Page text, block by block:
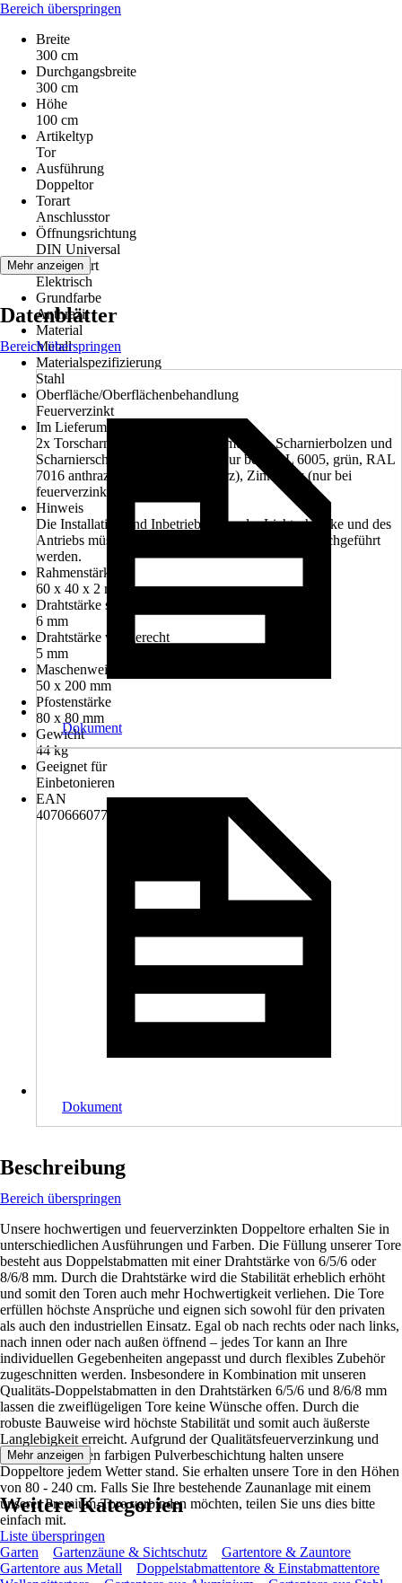
Bereich überspringen
Breite
300 cm
Durchgangsbreite
300 cm
Höhe
100 cm
Artikeltyp
Tor
Ausführung
Doppeltor
Torart
Anschlusstor
Öffnungsrichtung
DIN Universal
Antriebsart
Elektrisch
Grundfarbe
Anthrazit
Material
Metall
Materialspezifizierung
Stahl
Oberfläche/Oberflächenbehandlung
Feuerverzinkt
Im Lieferumfang enthalten
2x Torscharniere M16 inkl. Flachmuttern, Scharnierbolzen und
Scharnierschrauben, Lackspray (nur bei RAL 6005, grün, RAL
7016 anthrazit, RAL 9005 schwarz), Zinkspray (nur bei
feuerverzinkt)
Hinweis
Die Installation und Inbetriebnahme der Lichtschranke und des
Antriebs müssen durch einen Elektriker vor Ort durchgeführt
werden.
Rahmenstärke
60 x 40 x 2 mm
Drahtstärke senkrecht
6 mm
Drahtstärke waagerecht
5 mm
Maschenweite
50 x 200 mm
Pfostenstärke
80 x 80 mm
Gewicht
44 kg
Geeignet für
Einbetonieren
EAN
4070666077315
Mehr anzeigen
Datenblätter
Bereich überspringen
Dokument
Dokument
Beschreibung
Bereich überspringen
Unsere hochwertigen und feuerverzinkten Doppeltore erhalten Sie in
unterschiedlichen Ausführungen und Farben. Die Füllung unserer Tore
besteht aus Doppelstabmatten mit einer Drahtstärke von 6/5/6 oder
8/6/8 mm. Durch die Drahtstärke wird die Stabilität erheblich erhöht
und somit den Toren auch mehr Hochwertigkeit verliehen. Die Tore
erfüllen höchste Ansprüche und eignen sich sowohl für den privaten
als auch den industriellen Einsatz. Egal ob nach rechts oder nach links,
nach innen oder nach außen öffnend – jedes Tor kann an Ihre
individuellen Gegebenheiten angepasst und durch flexibles Zubehör
zugeschnitten werden. Insbesondere in Kombination mit unseren
Qualitäts-Doppelstabmatten in den Drahtstärken 6/5/6 und 8/6/8 mm
lassen die zweiflügeligen Tore keine Wünsche offen. Durch die
robuste Bauweise wird höchste Stabilität und somit auch äußerste
Langlebigkeit erreicht. Aufgrund der Qualitätsfeuerverzinkung und
einer zusätzlichen farbigen Pulverbeschichtung halten unsere
Doppeltore jedem Wetter stand. Sie erhalten unsere Tore in den Höhen
von 80 - 240 cm. Falls Sie Ihre bestehende Zaunanlage mit einem
unserer Premium-Tore verbinden möchten, teilen Sie uns dies bitte
einfach mit.
Mehr anzeigen
Weitere Kategorien
Liste überspringen
Garten
Gartenzäune & Sichtschutz
Gartentore & Zauntore
Gartentore aus Metall
Doppelstabmattentore & Einstabmattentore